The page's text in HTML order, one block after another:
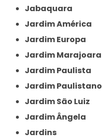
Jabaquara
Jardim América
Jardim Europa
Jardim Marajoara
Jardim Paulista
Jardim Paulistano
Jardim São Luiz
Jardim Ângela
Jardins